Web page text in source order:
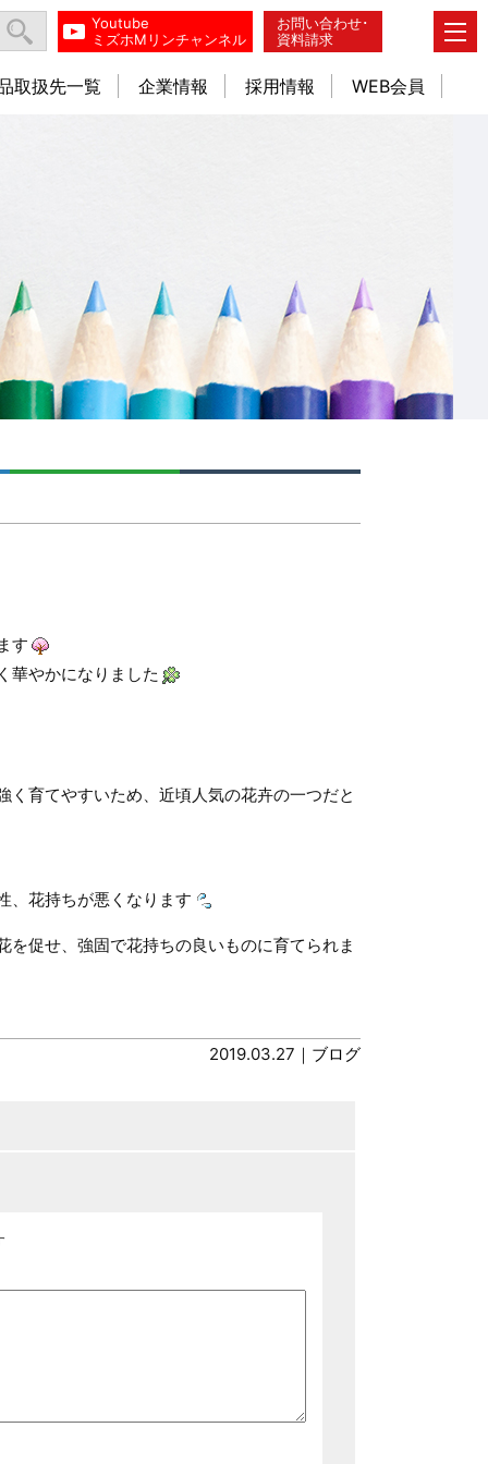
お問い合わせ･
資料請求
Youtube
ミズホMリンチャンネル
取扱先一覧 企業情報 採用情報 WEB会員
す
華やかになりました
育てやすいため、近頃人気の花卉の一つだと
、花持ちが悪くなります
促せ、強固で花持ちの良いものに育てられま
2019.03.27｜ ブログ